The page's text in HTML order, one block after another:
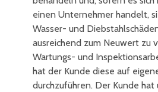
einen Unternehmer handelt,
Wasser- und
ausreichend zum Neuwert zu
Wartungs- und
hat der Kunde diese auf
durchzuführen. Der Kunde hat